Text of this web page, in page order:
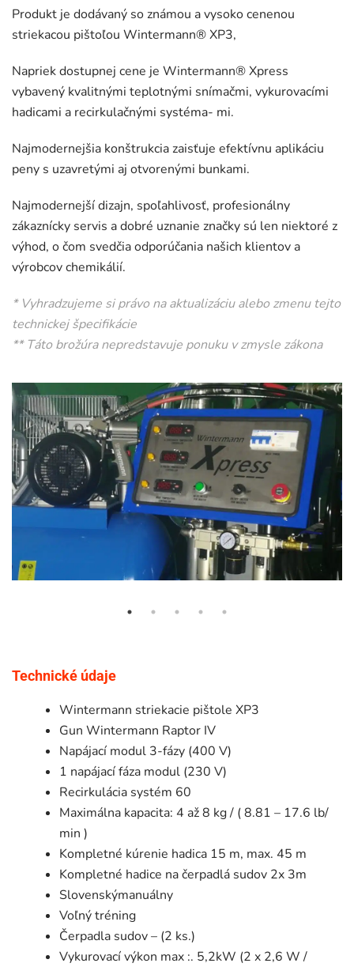
Produkt je dodávaný so známou a vysoko cenenou
striekacou pištoľou Wintermann® XP3,
Napriek dostupnej cene je Wintermann® Xpress
vybavený kvalitnými teplotnými snímačmi, vykurovacími
hadicami a recirkulačnými systéma- mi.
Najmodernejšia konštrukcia zaisťuje efektívnu aplikáciu
peny s uzavretými aj otvorenými bunkami.
Najmodernejší dizajn, spoľahlivosť, profesionálny
zákaznícky servis a dobré uznanie značky sú len niektoré z
výhod, o čom svedčia odporúčania našich klientov a
výrobcov chemikálií.
* Vyhradzujeme si právo na aktualizáciu alebo zmenu tejto
technickej špecifikácie
** Táto brožúra nepredstavuje ponuku v zmysle zákona
Technické údaje
Wintermann striekacie pištole XP3
Gun Wintermann Raptor IV
Napájací modul 3-fázy (400 V)
1 napájací fáza modul (230 V)
Recirkulácia systém 60
Maximálna kapacita: 4 až 8 kg / ( 8.81 – 17.6 lb/
min )
Kompletné kúrenie hadica 15 m, max. 45 m
Kompletné hadice na čerpadlá sudov 2x 3m
Slovenskýmanuálny
Voľný tréning
Čerpadla sudov – (2 ks.)
Vykurovací výkon max :. 5,2kW (2 x 2,6 W /